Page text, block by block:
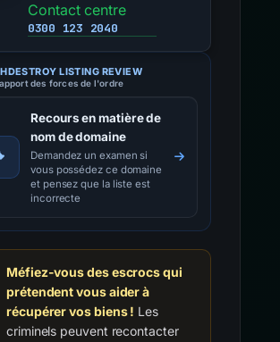
Contact centre
0300 123 2040
LISTING REVIEW
des forces de l'ordre
Recours en matière de
nom de domaine
Demandez un examen si
vous possédez ce domaine
et pensez que la liste est
incorrecte
Méfiez-vous des escrocs qui
prétendent vous aider à
récupérer vos biens ! Les
criminels peuvent recontacter